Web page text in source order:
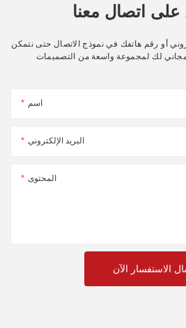
اتصال معنا
أو رقم هاتفك في نموذج الاتصال حتى نتمكن
اسم
البريد الإلكتروني
المحتوى
الاستفسار الآن